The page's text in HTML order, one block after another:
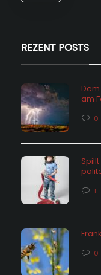
REZENT POSTS
am
0
1
0